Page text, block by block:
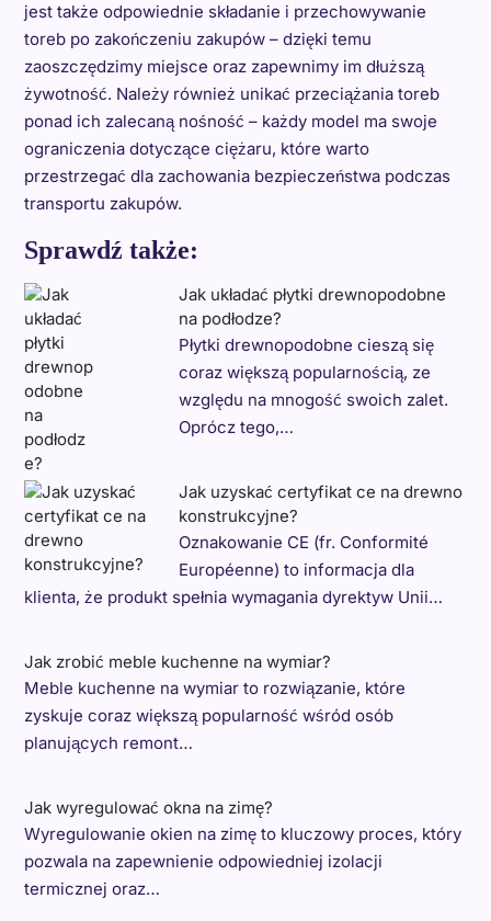
jest także odpowiednie składanie i przechowywanie
toreb po zakończeniu zakupów – dzięki temu
zaoszczędzimy miejsce oraz zapewnimy im dłuższą
żywotność. Należy również unikać przeciążania toreb
ponad ich zalecaną nośność – każdy model ma swoje
ograniczenia dotyczące ciężaru, które warto
przestrzegać dla zachowania bezpieczeństwa podczas
transportu zakupów.
Sprawdź także:
Jak układać płytki drewnopodobne
na podłodze?
Płytki drewnopodobne cieszą się
coraz większą popularnością, ze
względu na mnogość swoich zalet.
Oprócz tego,…
Jak uzyskać certyfikat ce na drewno
konstrukcyjne?
Oznakowanie CE (fr. Conformité
Européenne) to informacja dla
klienta, że produkt spełnia wymagania dyrektyw Unii…
Jak zrobić meble kuchenne na wymiar?
Meble kuchenne na wymiar to rozwiązanie, które
zyskuje coraz większą popularność wśród osób
planujących remont…
Jak wyregulować okna na zimę?
Wyregulowanie okien na zimę to kluczowy proces, który
pozwala na zapewnienie odpowiedniej izolacji
termicznej oraz…